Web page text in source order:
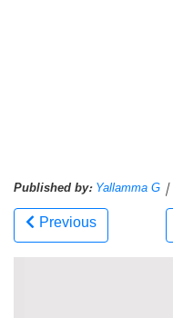
Published by: Yallamma G |
Previous